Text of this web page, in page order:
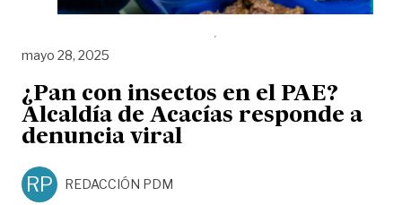
mayo 28, 2025
¿Pan con insectos en el PAE?
Alcaldía de Acacías responde a
denuncia viral
RP REDACCIÓN PDM